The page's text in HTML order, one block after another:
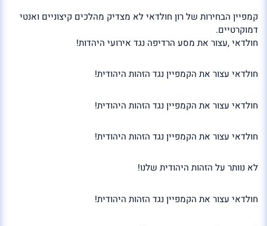
קמפיין הבחירות של רון חולדאי לא מצדיק מהלכים קיצוניים ואנטי
דמוקרטיים.
חולדאי ,עצור את מסע הרדיפה נגד אירועי היהדות!
חולדאי עצור את הקמפיין נגד הזהות היהודית!
חולדאי עצור את הקמפיין נגד הזהות היהודית!
חולדאי עצור את הקמפיין נגד הזהות היהודית!
לא נוותר על הזהות היהודית שלנו!
חולדאי עצור את הקמפיין נגד הזהות היהודית!